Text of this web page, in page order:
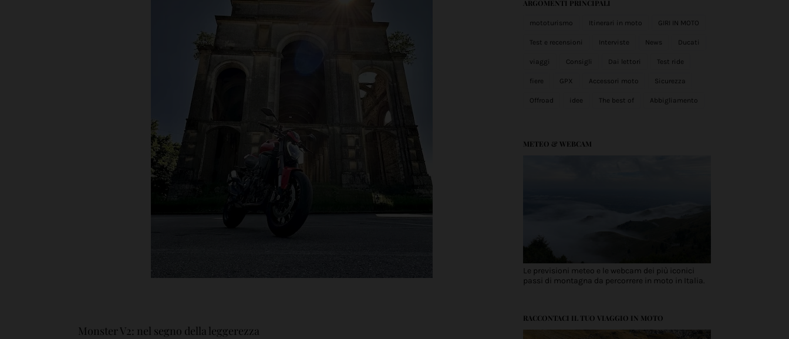
Monster V2: nel segno della leggerezza
ARGOMENTI PRINCIPALI
mototurismo Itinerari in moto GIRI IN MOTO
Test e recensioni Interviste News Ducati
viaggi Consigli Dai lettori Test ride
fiere GPX Accessori moto Sicurezza
Offroad idee The best of Abbigliamento
METEO & WEBCAM
Le previsioni meteo e le webcam dei più iconici
passi di montagna da percorrere in moto in Italia.
RACCONTACI IL TUO VIAGGIO IN MOTO